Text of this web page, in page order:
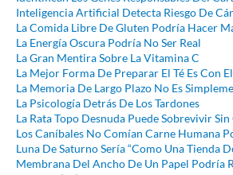
Inteligencia Artificial Detecta Riesgo De
La Comida Libre De Gluten Podría Hacer
La Energía Oscura Podría No Ser Real
La Gran Mentira Sobre La Vitamina C
La Mejor Forma De Preparar El Té Es Con
La Memoria De Largo Plazo No Es
La Psicología Detrás De Los Tardones
La Rata Topo Desnuda Puede Sobrevivir Sin
Los Caníbales No Comían Carne Humana
Luna De Saturno Sería “Como Una Tienda
Membrana Del Ancho De Un Papel Podría